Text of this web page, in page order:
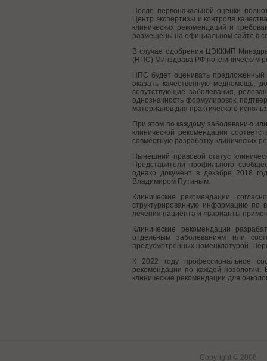
После первоначальной оценки
Центр экспертизы и контроля
клинических рекомендаций и
размещены на официальном сайте в
В случае одобрения ЦЭККМП
(НПС) Минздрава РФ по клиническим
НПС будет оценивать
оказать качественную медпомощь,
сопутствующие заболевания,
однозначность формулировок,
материалов для практического
При этом по каждому заболеванию
клинической рекомендации
совместную разработку клинических
Нынешний правовой статус
Представители профильного
однако документ в декабре 2018
Владимиром Путиным.
Клинические рекомендации,
структурированную информацию по
лечения пациента и «варианты
Клинические рекомендации
отдельным заболеваниям или
предусмотренных номенклатурой.
К 2022 году профессиональное
рекомендации по каждой
клинические рекомендации для
Copyright © 2008